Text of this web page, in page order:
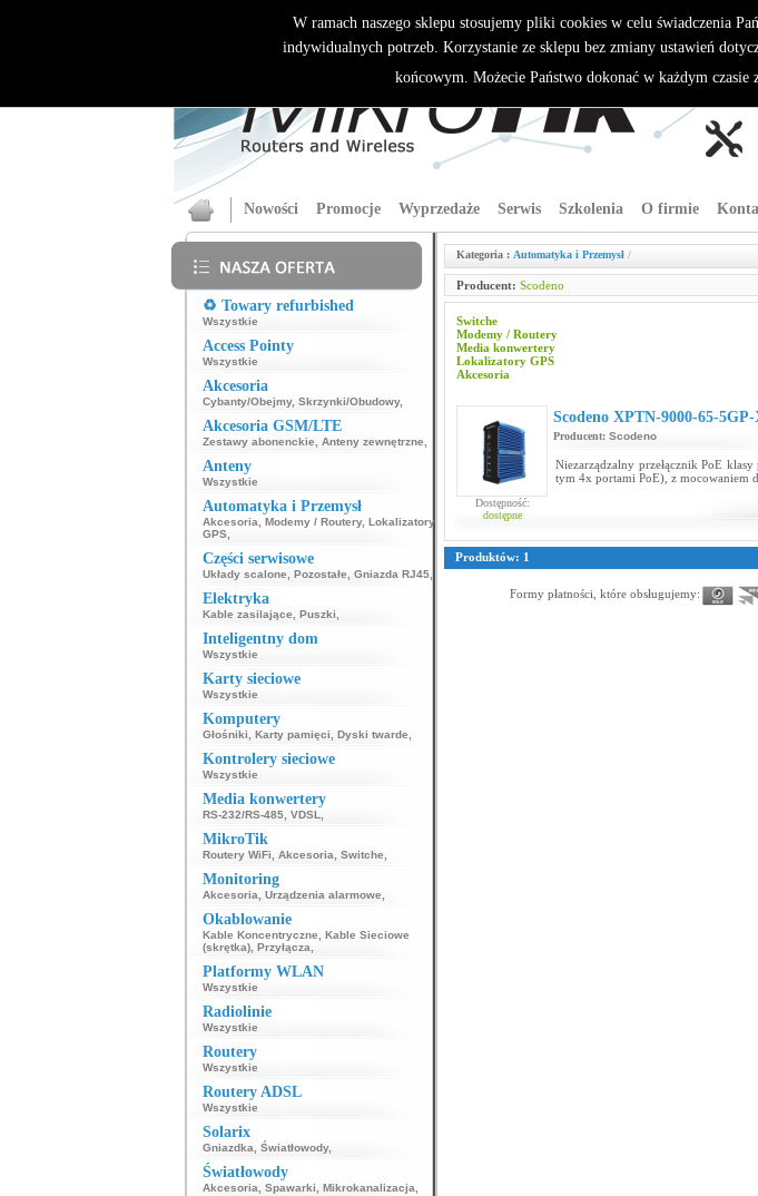
Nowości Promocje Wyprzedaże Serwis Szkolenia O firmie
♻️ Towary refurbished
Wszystkie
Access Pointy
Wszystkie
Akcesoria
Cybanty/Obejmy, Skrzynki/Obudowy,
Akcesoria GSM/LTE
Zestawy abonenckie Anteny zewnętrzne
Anteny
Wszystkie
Automatyka i Przemysł
Akcesoria Modemy / Routery, Lokalizatory
GPS,
Części serwisowe
Układy scalone Pozostałe Gniazda RJ45,
Elektryka
Kable zasilające Puszki
Inteligentny dom
Wszystkie
Karty sieciowe
Wszystkie
Komputery
Głośniki Karty pamięci Dyski twarde
Kontrolery sieciowe
Wszystkie
Media konwertery
RS-232/RS-485, VDSL
MikroTik
Routery WiFi Akcesoria Switche
Monitoring
Akcesoria Urządzenia alarmowe
Okablowanie
Kable Koncentryczne
Kable Sieciowe
(skrętka), Przyłącza
Platformy WLAN
Wszystkie
Radiolinie
Wszystkie
Routery
Wszystkie
Routery ADSL
Wszystkie
Solarix
Gniazdka Światłowody,
Światłowody
Akcesoria Spawarki Mikrokanalizacja
Kategoria : Automatyka i Przemysł /
Producent: Scodeno
Switche
Modemy / Routery
Media konwertery
Lokalizatory GPS
Akcesoria
Dostępność:
dostępne
Scodeno XPTN-9000-65-
Producent: Scodeno
Niezarządzalny przełącznik PoE
tym 4x portami PoE), z mocowaniem
Produktów: 1
Formy płatności, które obsługujemy:
W ramach naszego sklepu stosujemy pliki cookies w celu świadczenia
indywidualnych potrzeb. Korzystanie ze sklepu bez zmiany ustawień
końcowym. Możecie Państwo dokonać w każdym czasie